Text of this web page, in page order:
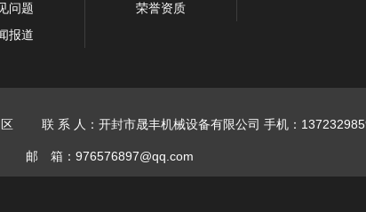
问题
报道
荣誉资质
联 系 人：开封市晟丰机械设备有限公司 手机：
邮 箱：976576897@qq.com